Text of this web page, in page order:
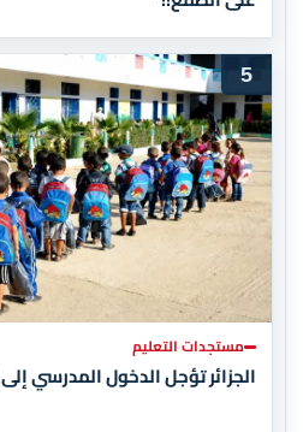
5
مستجدات التعليم
الجزائر تؤجل الدخول المدرسي إلى 21 شتنبر المقبل